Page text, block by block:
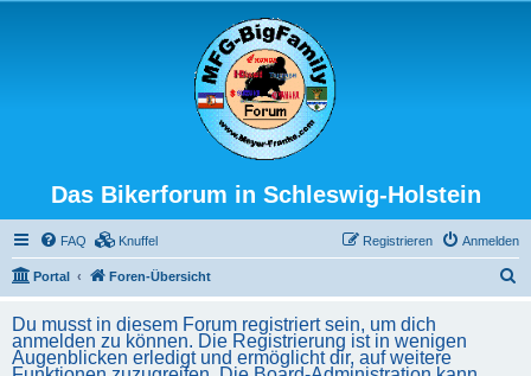
Das Bikerforum in Schleswig-Holstein
FAQ Knuffel Anmelden
Registrieren
Portal Foren-Übersicht
Du musst in diesem Forum registriert sein, um dich
anmelden zu können. Die Registrierung ist in wenigen
Augenblicken erledigt und ermöglicht dir, auf weitere